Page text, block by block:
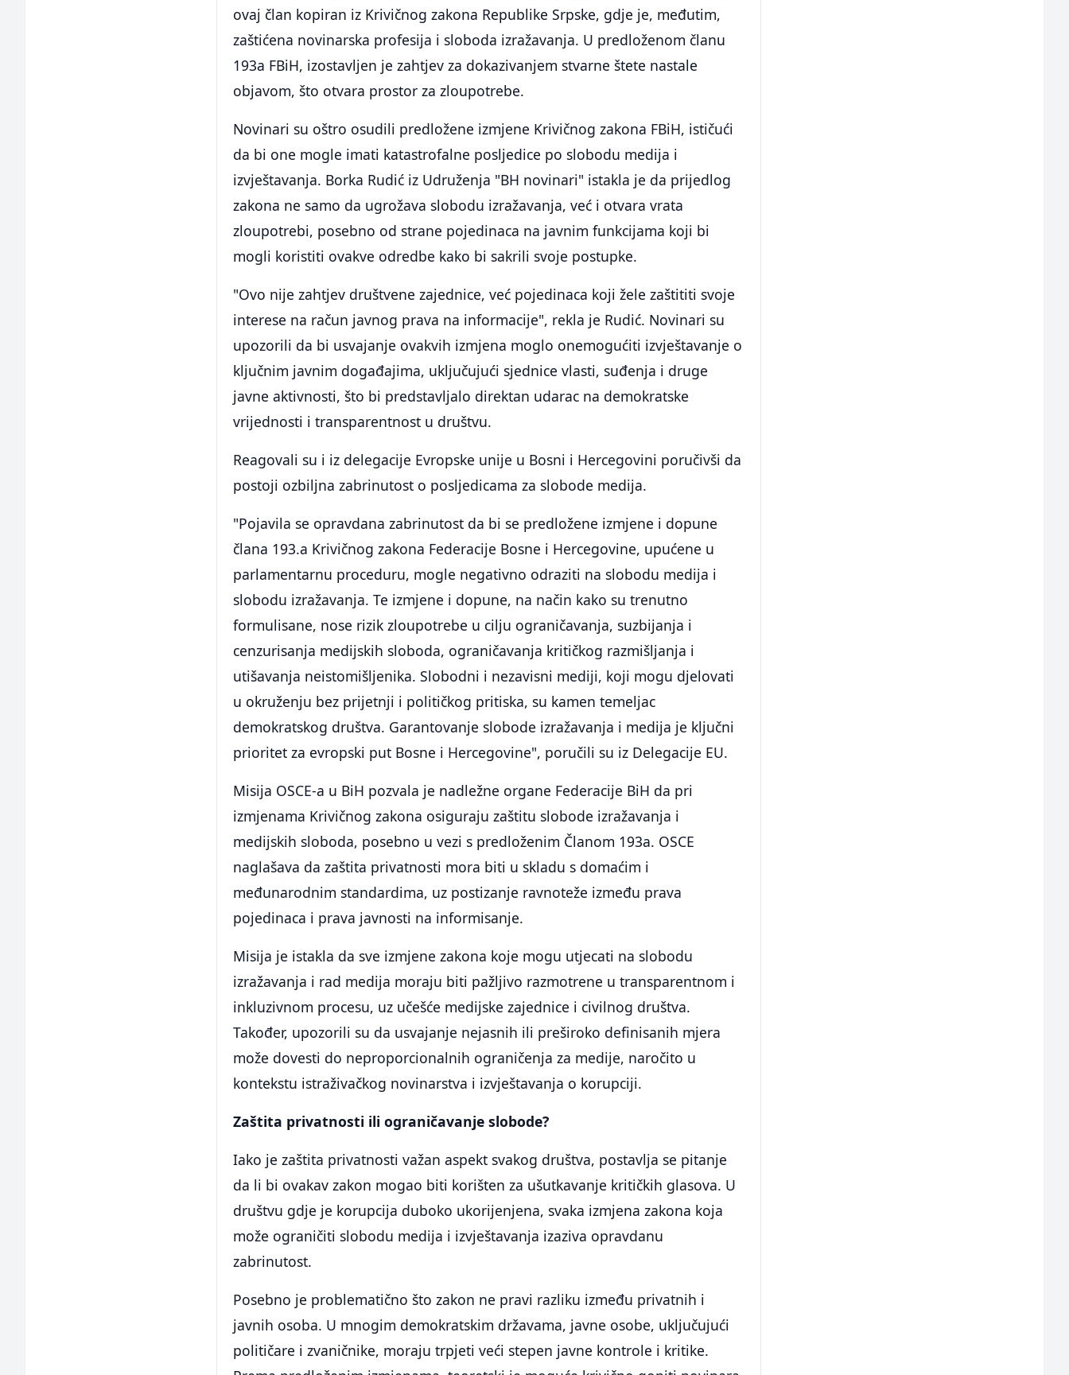
ovaj član kopiran iz Krivičnog zakona Republike Srpske, gdje je, međutim,
zaštićena novinarska profesija i sloboda izražavanja. U predloženom članu
193a FBiH, izostavljen je zahtjev za dokazivanjem stvarne štete nastale
objavom, što otvara prostor za zloupotrebe.
Novinari su oštro osudili predložene izmjene Krivičnog zakona FBiH, ističući
da bi one mogle imati katastrofalne posljedice po slobodu medija i
izvještavanja. Borka Rudić iz Udruženja "BH novinari" istakla je da prijedlog
zakona ne samo da ugrožava slobodu izražavanja, već i otvara vrata
zloupotrebi, posebno od strane pojedinaca na javnim funkcijama koji bi
mogli koristiti ovakve odredbe kako bi sakrili svoje postupke.
"Ovo nije zahtjev društvene zajednice, već pojedinaca koji žele zaštititi svoje
interese na račun javnog prava na informacije", rekla je Rudić. Novinari su
upozorili da bi usvajanje ovakvih izmjena moglo onemogućiti izvještavanje o
ključnim javnim događajima, uključujući sjednice vlasti, suđenja i druge
javne aktivnosti, što bi predstavljalo direktan udarac na demokratske
vrijednosti i transparentnost u društvu.
Reagovali su i iz delegacije Evropske unije u Bosni i Hercegovini poručivši da
postoji ozbiljna zabrinutost o posljedicama za slobode medija.
"Pojavila se opravdana zabrinutost da bi se predložene izmjene i dopune
člana 193.a Krivičnog zakona Federacije Bosne i Hercegovine, upućene u
parlamentarnu proceduru, mogle negativno odraziti na slobodu medija i
slobodu izražavanja. Te izmjene i dopune, na način kako su trenutno
formulisane, nose rizik zloupotrebe u cilju ograničavanja, suzbijanja i
cenzurisanja medijskih sloboda, ograničavanja kritičkog razmišljanja i
utišavanja neistomišljenika. Slobodni i nezavisni mediji, koji mogu djelovati
u okruženju bez prijetnji i političkog pritiska, su kamen temeljac
demokratskog društva. Garantovanje slobode izražavanja i medija je ključni
prioritet za evropski put Bosne i Hercegovine", poručili su iz Delegacije EU.
Misija OSCE-a u BiH pozvala je nadležne organe Federacije BiH da pri
izmjenama Krivičnog zakona osiguraju zaštitu slobode izražavanja i
medijskih sloboda, posebno u vezi s predloženim Članom 193a. OSCE
naglašava da zaštita privatnosti mora biti u skladu s domaćim i
međunarodnim standardima, uz postizanje ravnoteže između prava
pojedinaca i prava javnosti na informisanje.
Misija je istakla da sve izmjene zakona koje mogu utjecati na slobodu
izražavanja i rad medija moraju biti pažljivo razmotrene u transparentnom i
inkluzivnom procesu, uz učešće medijske zajednice i civilnog društva.
Također, upozorili su da usvajanje nejasnih ili preširoko definisanih mjera
može dovesti do neproporcionalnih ograničenja za medije, naročito u
kontekstu istraživačkog novinarstva i izvještavanja o korupciji.
Zaštita privatnosti ili ograničavanje slobode?
Iako je zaštita privatnosti važan aspekt svakog društva, postavlja se pitanje
da li bi ovakav zakon mogao biti korišten za ušutkavanje kritičkih glasova. U
društvu gdje je korupcija duboko ukorijenjena, svaka izmjena zakona koja
može ograničiti slobodu medija i izvještavanja izaziva opravdanu
zabrinutost.
Posebno je problematično što zakon ne pravi razliku između privatnih i
javnih osoba. U mnogim demokratskim državama, javne osobe, uključujući
političare i zvaničnike, moraju trpjeti veći stepen javne kontrole i kritike.